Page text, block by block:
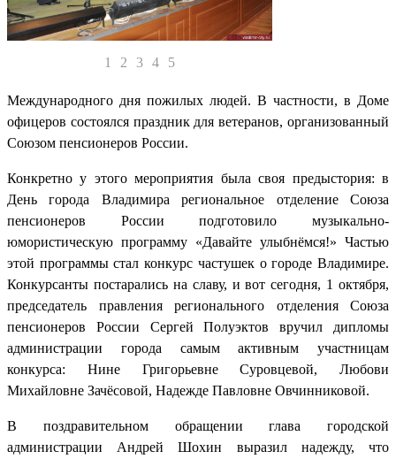
1 2 3 4 5
Международного дня пожилых людей. В частности, в Доме
офицеров состоялся праздник для ветеранов, организованный
Союзом пенсионеров России.
Конкретно у этого мероприятия была своя предыстория: в
День города Владимира региональное отделение Союза
пенсионеров России подготовило музыкально-
юмористическую программу «Давайте улыбнёмся!» Частью
этой программы стал конкурс частушек о городе Владимире.
Конкурсанты постарались на славу, и вот сегодня, 1 октября,
председатель правления регионального отделения Союза
пенсионеров России Сергей Полуэктов вручил дипломы
администрации города самым активным участницам
конкурса: Нине Григорьевне Суровцевой, Любови
Михайловне Зачёсовой, Надежде Павловне Овчинниковой.
В поздравительном обращении глава городской
администрации Андрей Шохин выразил надежду, что